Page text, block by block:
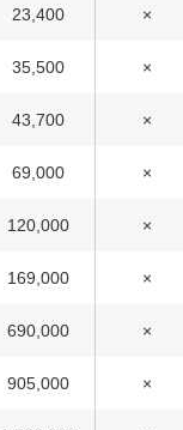
23,400 ×
35,500 ×
43,700 ×
69,000 ×
120,000 ×
169,000 ×
690,000 ×
905,000 ×